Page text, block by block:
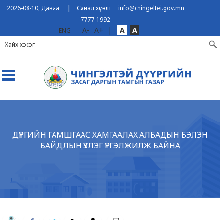
2026-08-10, Даваа | Санал хүсэлт
info@chingeltei.gov.mn
7777-1992
ENG
A- A+ | A A
ДҮҮРГИЙН ГАМШГААС ХАМГААЛАХ AЛБАДЫН БЭЛЭН
БАЙДЛЫН ҮЗЛЭГ ҮРГЭЛЖИЛЖ БАЙНА